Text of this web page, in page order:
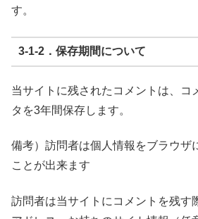
す。
3-1-2．保存期間について
当サイトに残されたコメントは、コ
タを3年間保存します。
備考）訪問者は個人情報をブラウザ
ことが出来ます
訪問者は当サイトにコメントを残す